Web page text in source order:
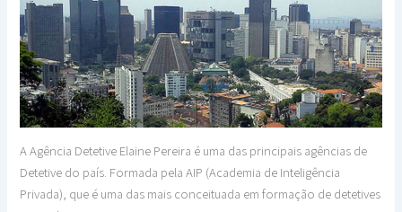
A Agência Detetive Elaine Pereira é uma das principais agências de
Detetive do país. Formada pela AIP (Academia de Inteligência
Privada), que é uma das mais conceituada em formação de detetives